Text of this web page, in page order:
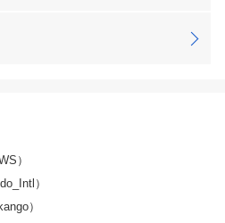
）
）
）